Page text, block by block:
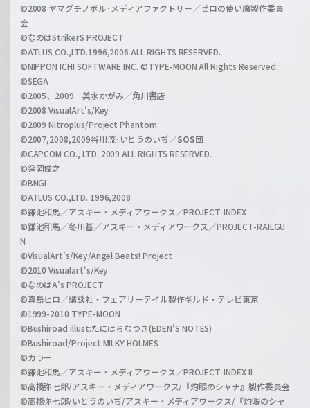
l
h
a
n
l
©2008 ヤマグチノボル･メディアファクトリー／ゼロの使い魔製作委員
会
©なのはStrikerS PROJECT
©ATLUS CO.,LTD.1996,2006 ALL RIGHTS RESERVED.
©NIPPON ICHI SOFTWARE INC. ©TYPE-MOON All Rights Reserved.
©SEGA
©2005、2009 美水かがみ／角川書店
©2008 VisualArt's/Key
©2009 Nitroplus/Project Phantom
©2007,2008,2009谷川流･いとうのいぢ／SOS団
©CAPCOM CO., LTD. 2009 ALL RIGHTS RESERVED.
©窪岡俊之
©BNGI
©ATLUS CO.,LTD. 1996,2008
©鎌池和馬／アスキー・メディアワークス／PROJECT-INDEX
©鎌池和馬／冬川基／アスキー・メディアワークス／PROJECT-RAILGU
N
©VisualArt's/Key/Angel Beats! Project
©2010 Visualart's/Key
©なのはA's PROJECT
©真島ヒロ／講談社・フェアリーテイル製作ギルド・テレビ東京
©1999-2010 TYPE-MOON
©Bushiroad illust:たにはらなつき(EDEN'S NOTES)
©Bushiroad/Project MILKY HOLMES
©カラー
©鎌池和馬／アスキー・メディアワークス／PROJECT-INDEX II
©高橋弥七郎/アスキー・メディアワークス/『灼眼のシャナ』製作委員会
©高橋弥七郎/いとうのいぢ/アスキー・メディアワークス/『灼眼のシャ